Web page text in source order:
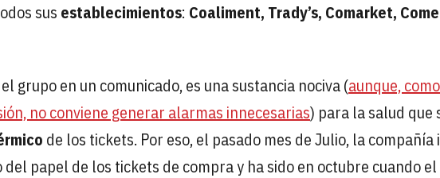
sus establecimientos: Coaliment, Trady’s, Comarket,
grupo en un comunicado, es una sustancia nociva (aunque,
no conviene generar alarmas innecesarias) para la salud que
de los tickets. Por eso, el pasado mes de Julio, la
del papel de los tickets de compra y ha sido en octubre cuando